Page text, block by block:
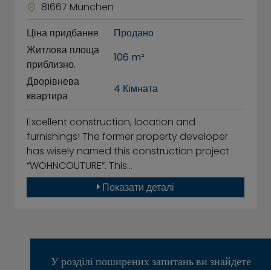
81667 München
Ціна придбання
Продано
Житлова площа
приблизно.
106 m²
Дворівнева
квартира
4 Кімната
Excellent construction, location and
furnishings! The former property developer
has wisely named this construction project
“WOHNCOUTURE”. This…
Показати деталі
У розділі поширених запитань ви знайдете